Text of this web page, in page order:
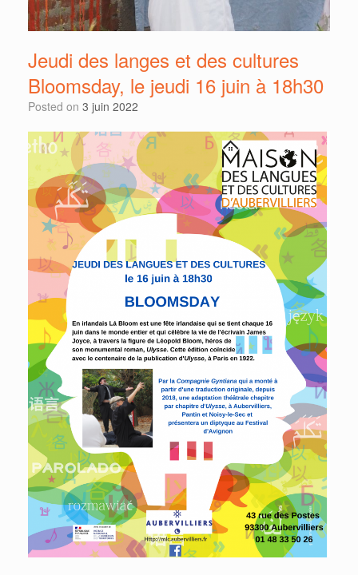
Jeudi des langes et des cultures
Bloomsday, le jeudi 16 juin à 18h30
Posted on 3 juin 2022